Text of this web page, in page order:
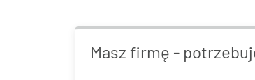
Masz firmę -